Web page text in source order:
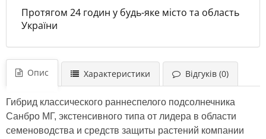
Протягом 24 годин у будь-яке місто та область
України
Опис Характеристики Відгуків (0)
Гибрид классического раннеспелого подсолнечника
Санбро МГ, экстенсивного типа от лидера в области
семеноводства и средств защиты растений компании